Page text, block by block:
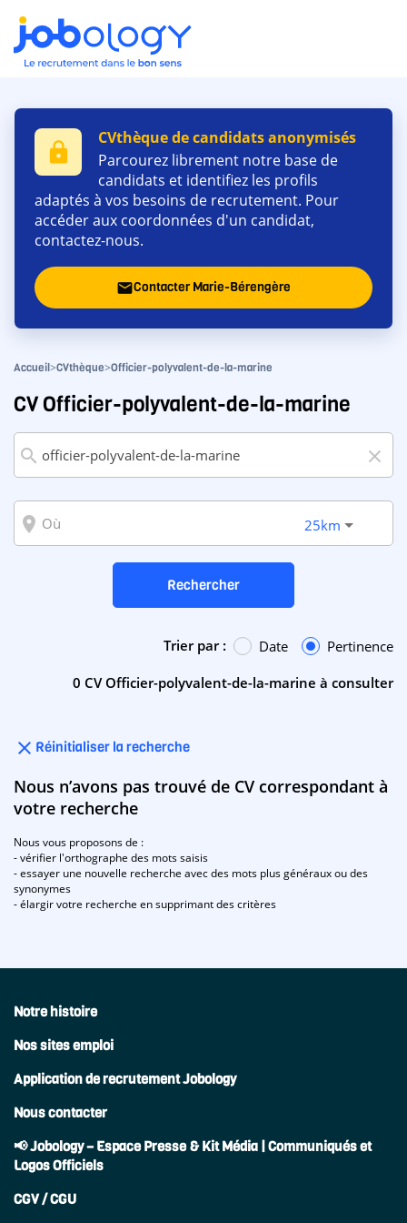
lock
CVthèque de candidats anonymisés
Parcourez librement notre base de
candidats et identifiez les profils
adaptés à vos besoins de recrutement. Pour
accéder aux coordonnées d'un candidat,
contactez-nous.
emailContacter Marie-Bérengère
Accueil>CVthèque>Officier-polyvalent-de-la-marine
CV Officier-polyvalent-de-la-marine
search close
room 25km
Rechercher
0 CV Officier-polyvalent-de-la-marine à consulter
Trier par : Date Pertinence
close Réinitialiser la recherche
Nous n’avons pas trouvé de CV correspondant à
votre recherche
Nous vous proposons de :
- vérifier l'orthographe des mots saisis
- essayer une nouvelle recherche avec des mots plus généraux ou des
synonymes
- élargir votre recherche en supprimant des critères
Notre histoire
Nos sites emploi
Application de recrutement Jobology
Nous contacter
📢 Jobology – Espace Presse & Kit Média | Communiqués et
Logos Officiels
CGV / CGU